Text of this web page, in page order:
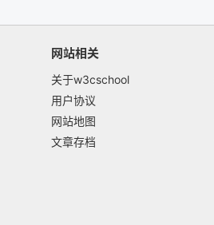
网站相关
关于w3cschool
用户协议
网站地图
文章存档